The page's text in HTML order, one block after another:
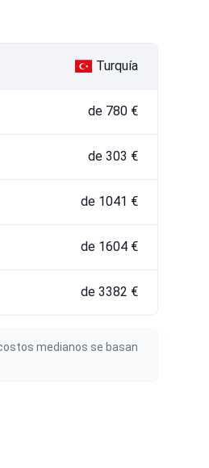
Turquía
de 780 €
de 303 €
de 1041 €
de 1604 €
de 3382 €
medianos se basan